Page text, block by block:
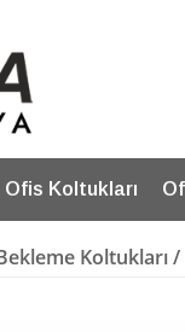
Ofis Koltukları
Koltukları/